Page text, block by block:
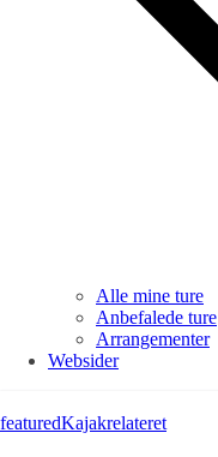
Alle mine ture
Anbefalede ture
Arrangementer
Websider
featuredKajakrelateret